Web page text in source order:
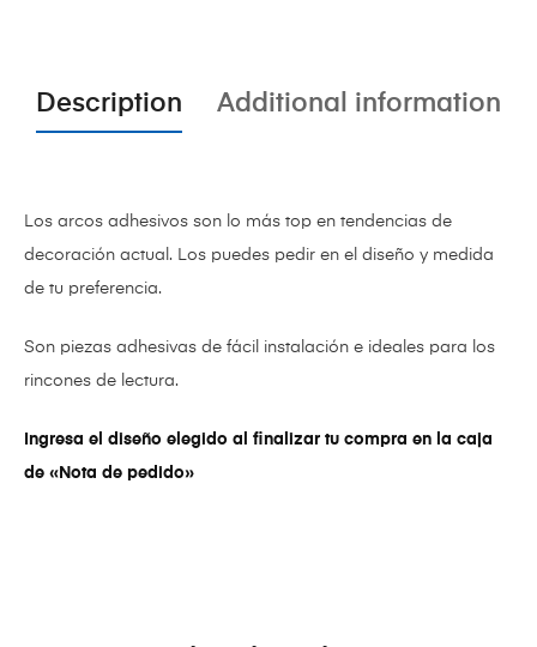
Description Additional information
Los arcos adhesivos son lo más top en tendencias de
decoración actual. Los puedes pedir en el diseño y medida
de tu preferencia.
Son piezas adhesivas de fácil instalación e ideales para los
rincones de lectura.
Ingresa el diseño elegido al finalizar tu compra en la caja
de «Nota de pedido»